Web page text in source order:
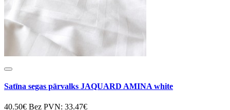
Satīna segas pārvalks JAQUARD AMINA white
40.50€ Bez PVN: 33.47€